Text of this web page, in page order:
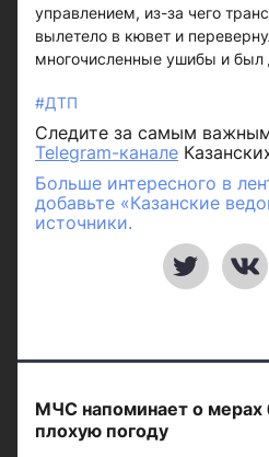
управлением, из-за чего
вылетело в кювет и
многочисленные ушибы и был
#ДТП
Следите за самым
Telegram-канале
Больше интересного в
добавьте «Казанские
источники.
МЧС напоминает о мерах
плохую погоду